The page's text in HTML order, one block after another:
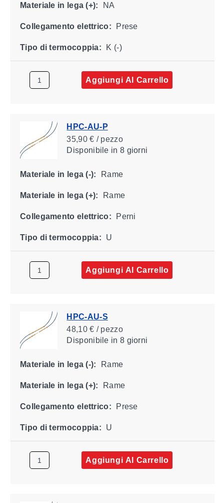
Materiale in lega (+): NA
Collegamento elettrico: Prese
Tipo di termocoppia: K (-)
Aggiungi Al Carrello
HPC-AU-P
35,90 € / pezzo
Disponibile in 8 giorni
Materiale in lega (-): Rame
Materiale in lega (+): Rame
Collegamento elettrico: Perni
Tipo di termocoppia: U
Aggiungi Al Carrello
HPC-AU-S
48,10 € / pezzo
Disponibile in 8 giorni
Materiale in lega (-): Rame
Materiale in lega (+): Rame
Collegamento elettrico: Prese
Tipo di termocoppia: U
Aggiungi Al Carrello